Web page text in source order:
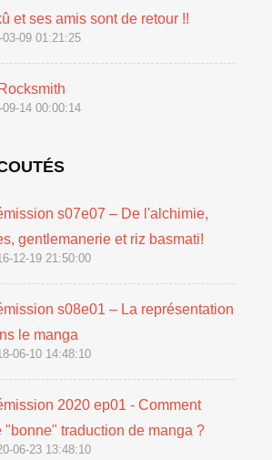
et ses amis sont de retour !!
03-09 01:21:25
09-14 00:00:14
s07e07 – De l'alchimie,
gentlemanerie et riz basmati!
12-19 21:50:00
s08e01 – La représentation
le manga
06-10 14:48:10
2020 ep01 - Comment
"bonne" traduction de manga ?
06-23 13:48:10